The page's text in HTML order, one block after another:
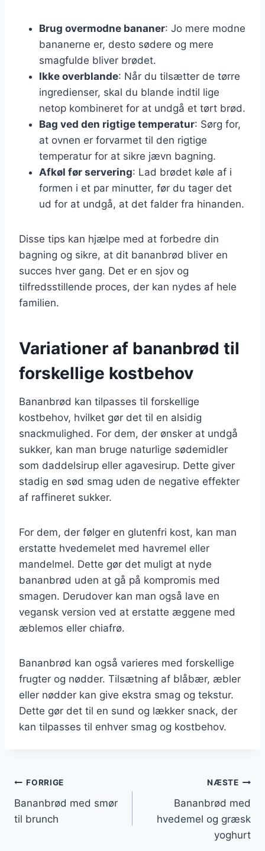
Brug overmodne bananer: Jo mere modne
bananerne er, desto sødere og mere
smagfulde bliver brødet.
Ikke overblande: Når du tilsætter de tørre
ingredienser, skal du blande indtil lige
netop kombineret for at undgå et tørt brød.
Bag ved den rigtige temperatur: Sørg for,
at ovnen er forvarmet til den rigtige
temperatur for at sikre jævn bagning.
Afkøl før servering: Lad brødet køle af i
formen i et par minutter, før du tager det
ud for at undgå, at det falder fra hinanden.
Disse tips kan hjælpe med at forbedre din
bagning og sikre, at dit bananbrød bliver en
succes hver gang. Det er en sjov og
tilfredsstillende proces, der kan nydes af hele
familien.
Variationer af bananbrød til
forskellige kostbehov
Bananbrød kan tilpasses til forskellige
kostbehov, hvilket gør det til en alsidig
snackmulighed. For dem, der ønsker at undgå
sukker, kan man bruge naturlige sødemidler
som daddelsirup eller agavesirup. Dette giver
stadig en sød smag uden de negative effekter
af raffineret sukker.
For dem, der følger en glutenfri kost, kan man
erstatte hvedemelet med havremel eller
mandelmel. Dette gør det muligt at nyde
bananbrød uden at gå på kompromis med
smagen. Derudover kan man også lave en
vegansk version ved at erstatte æggene med
æblemos eller chiafrø.
Bananbrød kan også varieres med forskellige
frugter og nødder. Tilsætning af blåbær, æbler
eller nødder kan give ekstra smag og tekstur.
Dette gør det til en sund og lækker snack, der
kan tilpasses til enhver smag og kostbehov.
Indlægsnavigation
FORRIGE
Bananbrød med smør
til brunch
NÆSTE
Bananbrød med
hvedemel og græsk
yoghurt